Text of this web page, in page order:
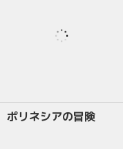
ポリネシアの冒険